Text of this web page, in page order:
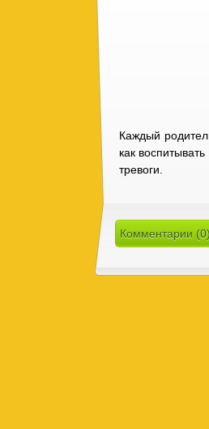
Каждый
как
тревоги.
Комментарии (0)